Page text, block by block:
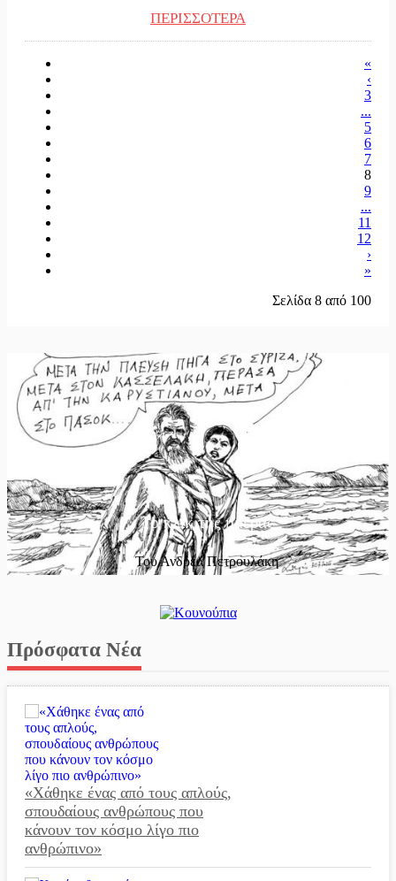
ΠΕΡΙΣΣΟΤΕΡΑ
«
‹
3
...
5
6
7
8
9
...
11
12
›
»
Σελίδα 8 από 100
Το κλίκ της ημέρας
Του Ανδρέα Πετρουλάκη
Πρόσφατα Νέα
«Χάθηκε ένας από τους απλούς,
σπουδαίους ανθρώπους που
κάνουν τον κόσμο λίγο πιο
ανθρώπινο»